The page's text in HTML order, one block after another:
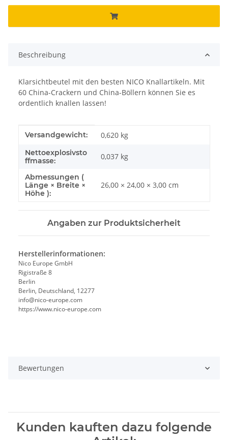
Beschreibung
Klarsichtbeutel mit den besten NICO Knallartikeln. Mit
60 China-Crackern und China-Böllern können Sie es
ordentlich knallen lassen!
Produkteigenschaft
Wert
Versandgewicht: 0,620 kg
Nettoexplosivsto
ffmasse:
0,037 kg
Abmessungen (
Länge × Breite ×
Höhe ):
26,00 × 24,00 × 3,00 cm
Angaben zur Produktsicherheit
Herstellerinformationen:
Nico Europe GmbH
Rigistraße 8
Berlin
Berlin, Deutschland, 12277
info@nico-europe.com
https://www.nico-europe.com
Bewertungen
Kunden kauften dazu folgende